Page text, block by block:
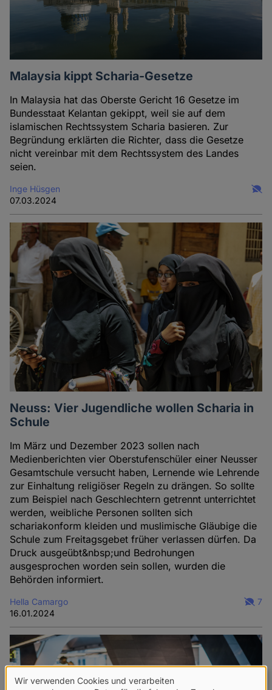
Malaysia kippt Scharia-Gesetze
In Malaysia hat das Oberste Gericht 16 Gesetze im
Bundesstaat Kelantan gekippt, weil sie auf dem
islamischen Rechtssystem Scharia basieren. Zur
Begründung erklärten die Richter, dass die Gesetze
nicht vereinbar mit dem Rechtssystem des Landes
seien.
Inge Hüsgen
07.03.2024
Neuss: Vier Jugendliche wollen Scharia in
Schule
Im März und Dezember 2023 sollen nach
Medienberichten vier Oberstufenschüler einer Neusser
Gesamtschule versucht haben, Lernende wie Lehrende
zur Einhaltung religiöser Regeln zu drängen. So sollte
zum Beispiel nach Geschlechtern getrennt unterrichtet
werden, weibliche Personen sollten sich
schariakonform kleiden und muslimische Gläubige die
Schule zum Freitagsgebet früher verlassen dürfen. Da
Druck ausgeübt&nbsp;und Bedrohungen
ausgesprochen worden sein sollen, wurden die
Behörden informiert.
Hella Camargo
16.01.2024
7
Wir verwenden Cookies und verarbeiten